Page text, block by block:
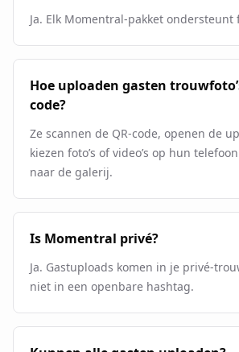
Ja. Elk Momentral-pakket ondersteunt
Hoe uploaden gasten
code?
Ze scannen de QR-code, openen de
kiezen foto’s of video’s op hun
naar de galerij.
Is Momentral privé?
Ja. Gastuploads komen in je privé-
niet in een openbare hashtag.